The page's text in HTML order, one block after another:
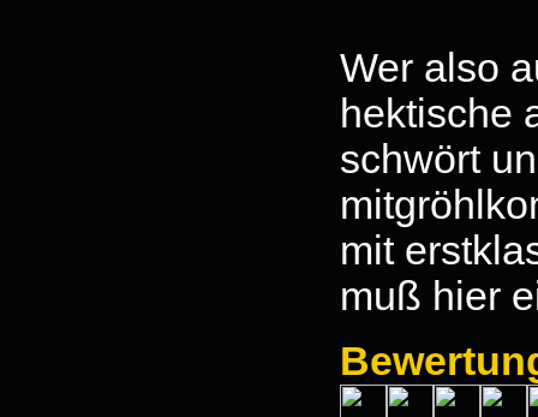
Wer also
hektische
schwört
mit
muß hier